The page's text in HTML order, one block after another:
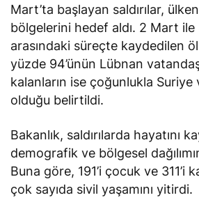
Mart’ta başlayan saldırılar,
bölgelerini hedef aldı. 2 Mart ile
arasındaki süreçte kaydedilen
yüzde 94’ünün Lübnan
kalanların ise çoğunlukla
olduğu belirtildi.
Bakanlık, saldırılarda hayatını
demografik ve bölgesel
Buna göre, 191’i çocuk ve 311’i
çok sayıda sivil yaşamını yitirdi.